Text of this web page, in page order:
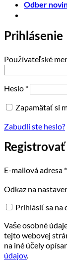
Odber
Prihlásenie
Používateľské
Heslo *Povinné
Zapamätať si
Zabudli ste heslo?
Registrovať
E-mailová adresa *
Odkaz na
Prihlásiť sa na
Vaše osobné
tejto webovej
na iné účely
údajov.